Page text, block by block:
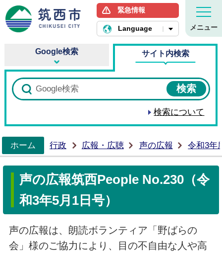
筑西市ホームページ
緊急情報
Language メニュー
Google検索 サイト内検索
検索について
ホーム
行政 広報・広聴 声の広報 令和3年
声の広報筑西People No.230（令
和3年5月1日号）
声の広報は、朗読ボランティア「野ばらの
会」様のご協力により、目の不自由な人や高